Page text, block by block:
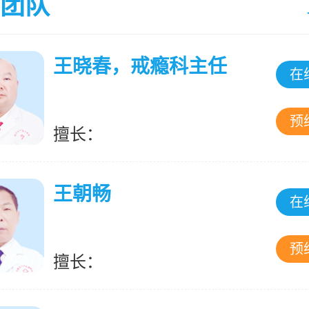
队
王晓春，戒瘾科主任
擅长：
在
预
王朝畅
擅长：
在
预